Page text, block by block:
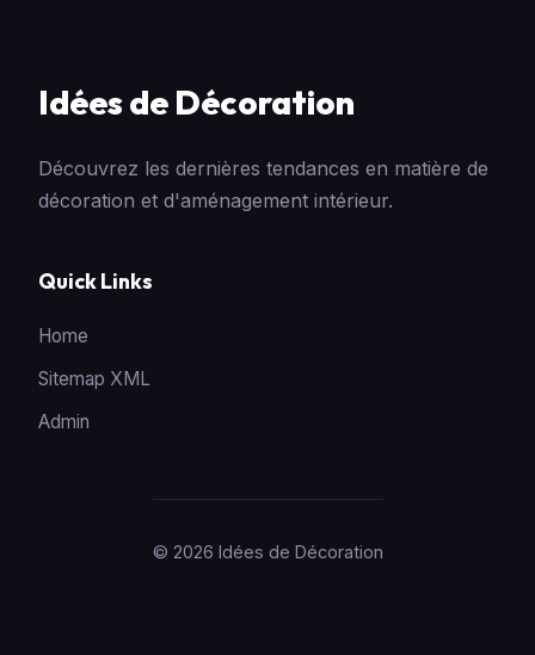
Idées de Décoration
Découvrez les dernières tendances en matière de
décoration et d'aménagement intérieur.
Quick Links
Home
Sitemap XML
Admin
© 2026 Idées de Décoration